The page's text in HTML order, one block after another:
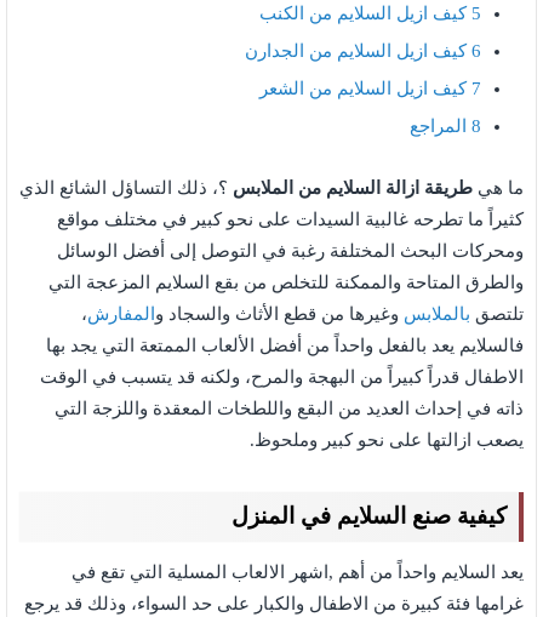
5كيف ازيل السلايم من الكنب
6كيف ازيل السلايم من الجدارن
7 كيف ازيل السلايم من الشعر
8 المراجع
ما هي طريقة ازالة السلايم من الملابس ؟، ذلك التساؤل الشائع الذي
كثيراً ما تطرحه غالبية السيدات على نحو كبير في مختلف مواقع
ومحركات البحث المختلفة رغبة في التوصل إلى أفضل الوسائل
والطرق المتاحة والممكنة للتخلص من بقع السلايم المزعجة التي
تلتصق بالملابس وغيرها من قطع الأثاث والسجاد و المفارش،
فالسلايم يعد بالفعل واحداً من أفضل الألعاب الممتعة التي يجد بها
الاطفال قدراً كبيراً من البهجة والمرح، ولكنه قد يتسبب في الوقت
ذاته في إحداث العديد من البقع واللطخات المعقدة واللزجة التي
يصعب ازالتها على نحو كبير وملحوظ.
كيفية صنع السلايم في المنزل
يعد السلايم واحداً من أهم ,اشهر الالعاب المسلية التي تقع في
غرامها فئة كبيرة من الاطفال والكبار على حد السواء، وذلك قد يرجع